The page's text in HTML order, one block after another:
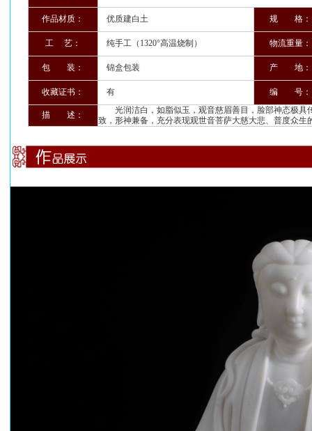
作品材质： 优质建白土 规 格：
工 艺： 纯手工（1320°高温烧制） 物流重量：
包 装： 锦盒包装 产 地：
收藏证书： 有 编 号：
描 述：
光润洁白，如脂似玉，观音慈眉善目，脸部神态极具
致，形神兼备，充分表现观世音菩萨大慈大悲、普度众生